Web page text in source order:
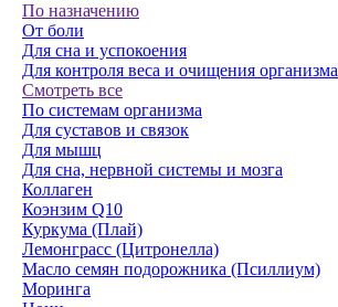
По назначению
От боли
Для сна и успокоения
Для контроля веса и очищения организма
Смотреть все
По системам организма
Для суставов и связок
Для мышц
Для сна, нервной системы и мозга
Коллаген
Коэнзим Q10
Куркума (Плай)
Лемонграсс (Цитронелла)
Масло семян подорожника (Псиллиум)
Моринга